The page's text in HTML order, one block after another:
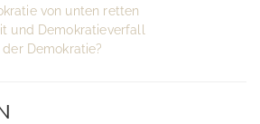
von unten retten
und Demokratieverfall
Demokratie?